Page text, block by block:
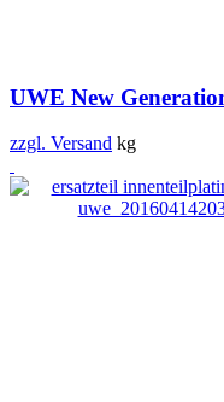
UWE New
zzgl. Versand kg